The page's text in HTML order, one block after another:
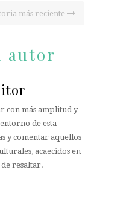
más reciente
autor
con más amplitud y
de esta
y comentar aquellos
acaecidos en
resaltar.